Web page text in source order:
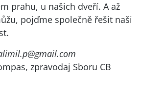
prahu, u našich dveří. A až
pojďme společně řešit naši
zpravodaj Sboru CB